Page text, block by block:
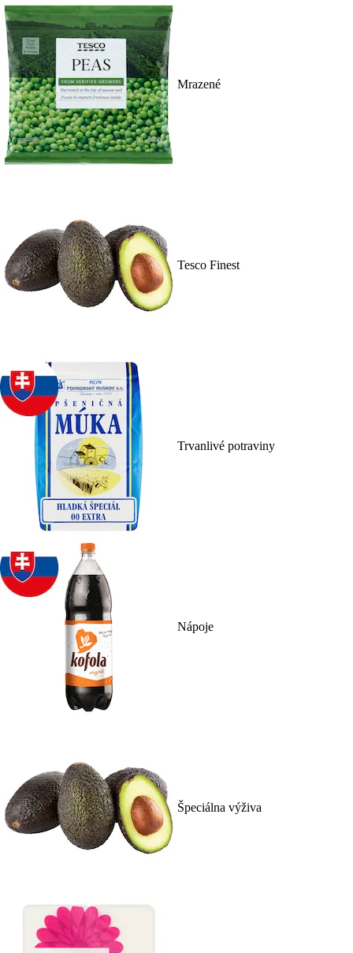
Mrazené
Tesco Finest
Trvanlivé potraviny
Nápoje
Špeciálna výživa